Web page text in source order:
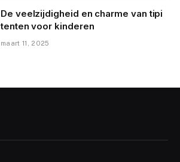
De veelzijdigheid en charme van tipi
tenten voor kinderen
maart 11, 2025